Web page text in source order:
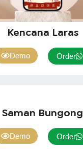
Kencana Laras
Demo Order
Saman Bungong
Demo Order